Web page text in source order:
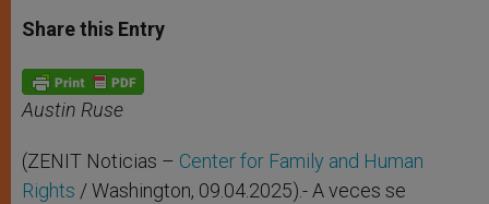
t
s
p
p
s
e
g
e
r
e
b
o
k
Share this Entry
Austin Ruse
(ZENIT Noticias – Center for Family and Human
Rights / Washington, 09.04.2025).- A veces se